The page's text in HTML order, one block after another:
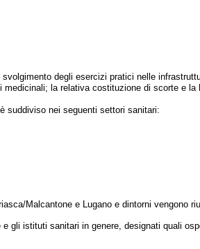
degli esercizi pratici nelle
la relativa costituzione di scorte e la
suddiviso nei seguenti settori sanitari:
Malcantone e Lugano e dintorni vengono
gli istituti sanitari in genere, designati quali